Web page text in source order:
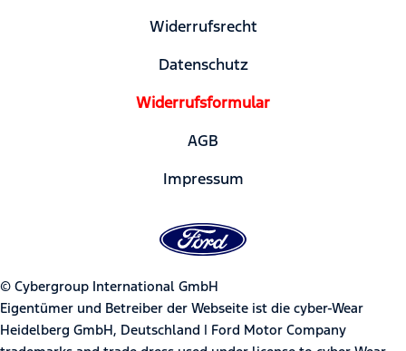
Widerrufsrecht
Datenschutz
Widerrufsformular
AGB
Impressum
© Cybergroup International GmbH
Eigentümer und Betreiber der Webseite ist die cyber-Wear
Heidelberg GmbH, Deutschland | Ford Motor Company